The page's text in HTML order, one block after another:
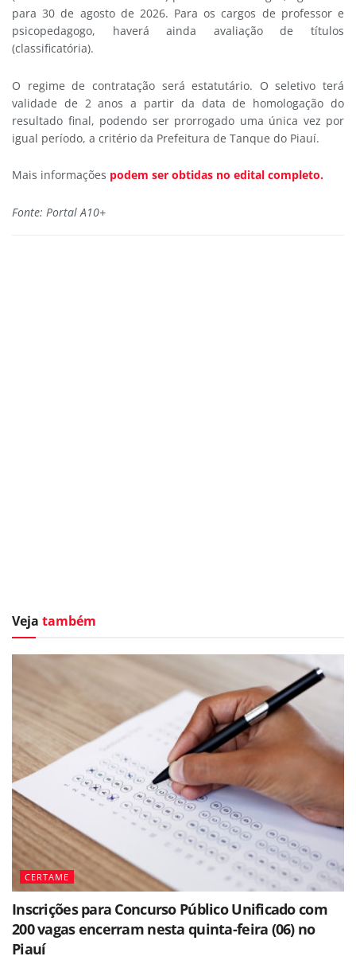
para 30 de agosto de 2026. Para os cargos de professor e
psicopedagogo, haverá ainda avaliação de títulos
(classificatória).
O regime de contratação será estatutário. O seletivo terá
validade de 2 anos a partir da data de homologação do
resultado final, podendo ser prorrogado uma única vez por
igual período, a critério da Prefeitura de Tanque do Piauí.
Mais informações podem ser obtidas no edital completo.
Fonte: Portal A10+
Veja também
CERTAME
Inscrições para Concurso Público Unificado com
200 vagas encerram nesta quinta-feira (06) no
Piauí